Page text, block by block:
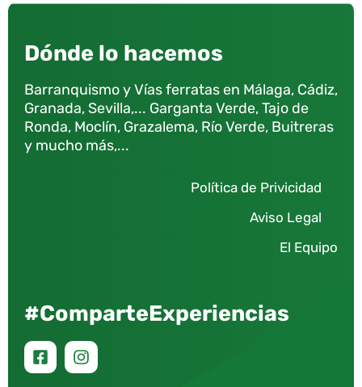
Dónde lo hacemos
Barranquismo y Vías ferratas en Málaga, Cádiz,
Granada, Sevilla,... Garganta Verde, Tajo de
Ronda, Moclín, Grazalema, Río Verde, Buitreras
y mucho más,...
Política de Privicidad
Aviso Legal
El Equipo
#ComparteExperiencias